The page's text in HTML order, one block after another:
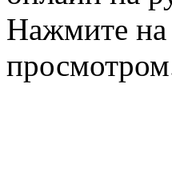
Нажмите на